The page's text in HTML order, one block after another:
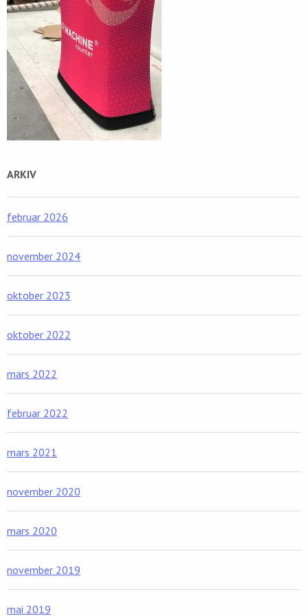
ARKIV
februar 2026
november 2024
oktober 2023
oktober 2022
mars 2022
februar 2022
mars 2021
november 2020
mars 2020
november 2019
mai 2019